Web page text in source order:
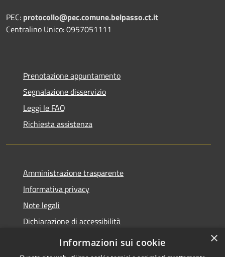
PEC: protocollo@pec.comune.belpasso.ct.it
Centralino Unico: 0957051111
Prenotazione appuntamento
Segnalazione disservizio
Leggi le FAQ
Richiesta assistenza
Amministrazione trasparente
Informativa privacy
Note legali
Dichiarazione di accessibilità
×
Informazioni sui cookie